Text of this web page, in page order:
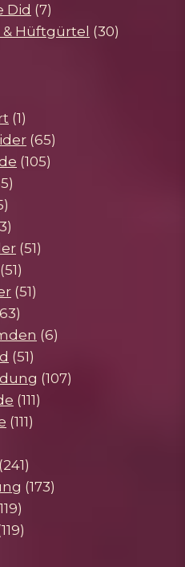
Did 77
Produkte
Hüftgürtel 3030
11
Produkt
6565
105105
65
105
Produkte
23
Produkte
5151
5151
Produkte
5151
6363
Produkte
66
5151
Produkte
107107
111111
111111
241241
Produkte
173173
119119
Produkte
119119